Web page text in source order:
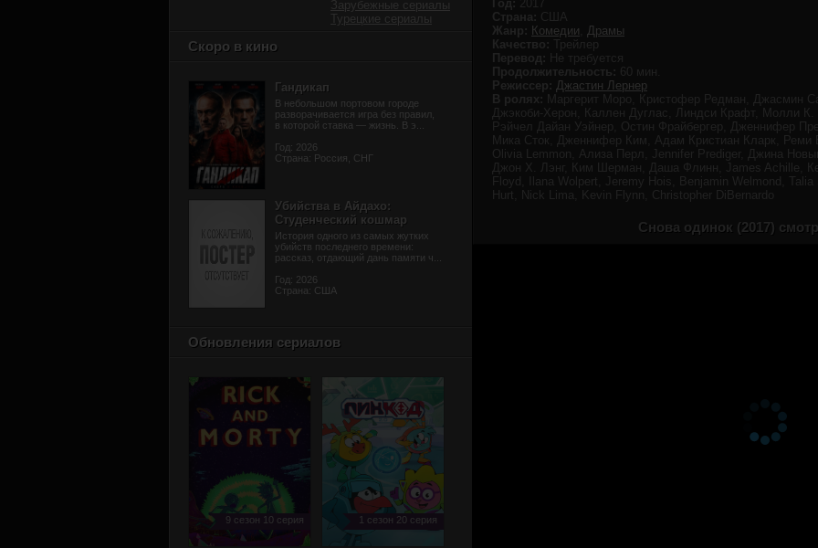
Год: 2017
Страна: США
Жанр: Комедии Драмы
Качество: Трейлер
Перевод: Не требуется
Продолжительность: 60 мин.
Режиссер: Джастин Лернер
В ролях:
Маргерит Моро, Кристофер Редман, Джасмин
Джэкоби-Херон, Каллен Дуглас, Линдси Крафт, Молли К.
Рэйчел Дайан Уэйнер, Остин Фрайбергер, Дженнифер
Мика Сток, Дженнифер Ким, Адам Кристиан Кларк, Реми
Olivia Lemmon, Ализа Перл, Jennifer Prediger, Джина
Джон Х. Лэнг, Ким Шерман, Даша Флинн, James Achille,
Floyd, Ilana Wolpert, Jeremy Hois, Benjamin Welmond,
Hurt, Nick Lima, Kevin Flynn, Christopher DiBernardo
Снова одинок (2017)
Зарубежные сериалы
Турецкие сериалы
Скоро в кино
Гандикап
В небольшом портовом городе
разворачивается игра без правил,
в которой ставка — жизнь. В э...
Год: 2026
Страна: Россия, СНГ
Убийства в Айдахо:
Студенческий кошмар
История одного из самых жутких
убийств последнего времени:
рассказ, отдающий дань памяти ч...
Год: 2026
Страна: США
Обновления сериалов
9 сезон 10 серия 1 сезон 20 серия